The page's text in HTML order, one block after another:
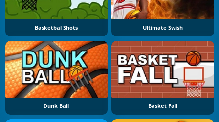
Basketbal Shots Ultimate Swish
Dunk Ball Basket Fall